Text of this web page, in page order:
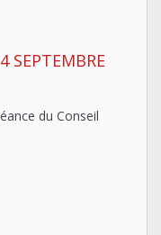
SEPTEMBRE
du Conseil